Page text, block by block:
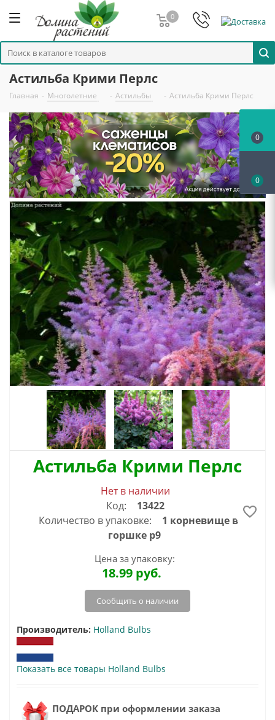
0
Астильба Крими Перлс
Главная - Многолетние - Астильбы - Астильба Крими Перлс
Астильба Крими Перлс
Нет в наличии
Код:
13422
Количество в упаковке:
1 корневище в
горшке р9
Цена за упаковку:
18.99руб.
Сообщить о наличии
Производитель: Holland Bulbs
Показать все товары Holland Bulbs
ПОДАРОК при оформлении заказа
0
0